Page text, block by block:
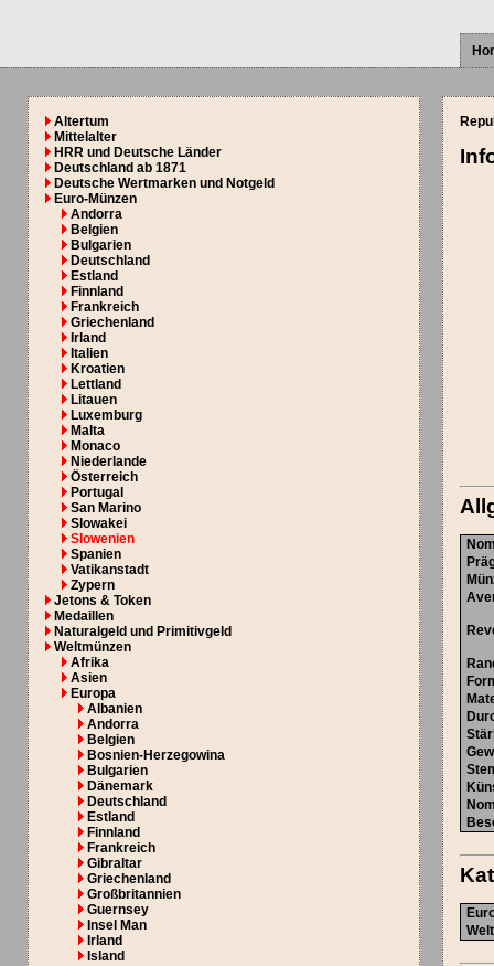
Altertum
Mittelalter
HRR und Deutsche Länder
Deutschland ab 1871
Deutsche Wertmarken und Notgeld
Euro-Münzen
Andorra
Belgien
Bulgarien
Deutschland
Estland
Finnland
Frankreich
Griechenland
Irland
Italien
Kroatien
Lettland
Litauen
Luxemburg
Malta
Monaco
Niederlande
Österreich
Portugal
San Marino
Slowakei
Slowenien
Spanien
Vatikanstadt
Zypern
Jetons & Token
Medaillen
Naturalgeld und Primitivgeld
Weltmünzen
Afrika
Asien
Europa
Albanien
Andorra
Belgien
Bosnien-Herzegowina
Bulgarien
Dänemark
Deutschland
Estland
Finnland
Frankreich
Gibraltar
Griechenland
Großbritannien
Guernsey
Insel Man
Irland
Island